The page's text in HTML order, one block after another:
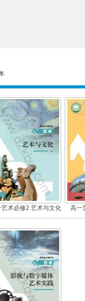
艺术必修2 艺术与文化
(下册)
高一